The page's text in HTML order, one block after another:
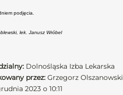
podjęcia.
lek. Janusz Wróbel
Dolnośląska Izba Lekarska
przez: Grzegorz Olszanowski
2023 o 10:11